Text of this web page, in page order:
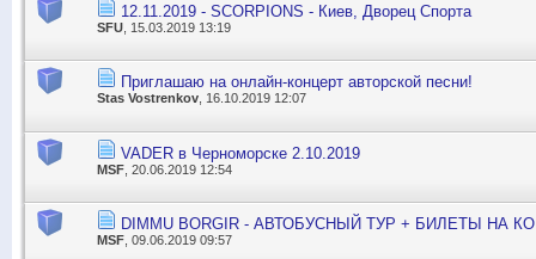
12.11.2019 - SCORPIONS - Киев, Дворец Спорта
SFU , 15.03.2019 13:19
Приглашаю на онлайн-концерт авторской песни!
Stas Vostrenkov , 16.10.2019 12:07
VADER в Черноморске 2.10.2019
MSF , 20.06.2019 12:54
DIMMU BORGIR - АВТОБУСНЫЙ ТУР + БИЛЕТЫ НА
MSF , 09.06.2019 09:57